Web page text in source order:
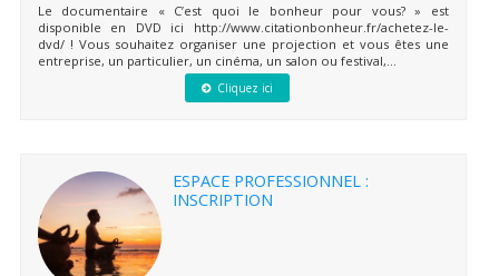
Le documentaire « C’est quoi le bonheur pour vous? » est
disponible en DVD ici http://www.citationbonheur.fr/achetez-le-
dvd/ ! Vous souhaitez organiser une projection et vous êtes une
entreprise, un particulier, un cinéma, un salon ou festival,...
Cliquez ici
ESPACE PROFESSIONNEL :
INSCRIPTION